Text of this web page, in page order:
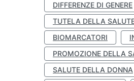
DIFFERENZE DI GENERE
TUTELA DELLA
BIOMARCATORI
PROMOZIONE DELLA
SALUTE DELLA DONNA